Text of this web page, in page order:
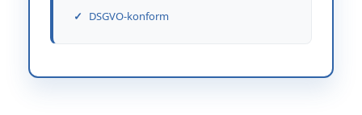
DSGVO-konform